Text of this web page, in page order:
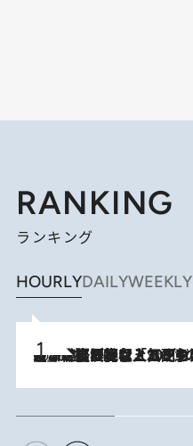
RANKING
ランキング
HOURLYDAILYWEEKLY
2026.8.5
【なぜ吉沢亮は「気配を消せる」のか？】興行収入208億の『国宝』を経て挑むミュージカル『ディア・エヴァン・ハンセン』。トップ俳優が舞台上でさらけ出した“孤独”とは